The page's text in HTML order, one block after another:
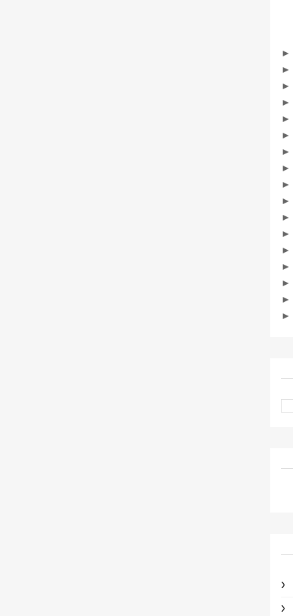
►
►
►
►
►
►
►
►
►
►
►
►
►
►
►
►
►